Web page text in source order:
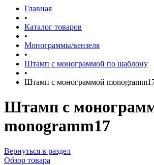
Главная
•
Каталог товаров
•
Монограммы/вензеля
•
Штамп с монограммой по шаблону
•
Штамп с монограммой
Штамп с
monogramm17
Вернуться в раздел
Обзор товара